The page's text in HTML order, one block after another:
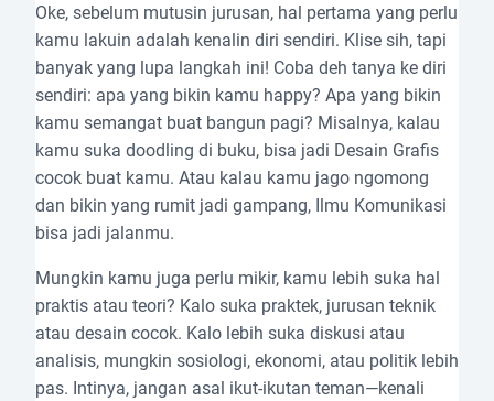
Oke, sebelum mutusin jurusan, hal pertama yang perlu
kamu lakuin adalah kenalin diri sendiri. Klise sih, tapi
banyak yang lupa langkah ini! Coba deh tanya ke diri
sendiri: apa yang bikin kamu happy? Apa yang bikin
kamu semangat buat bangun pagi? Misalnya, kalau
kamu suka doodling di buku, bisa jadi Desain Grafis
cocok buat kamu. Atau kalau kamu jago ngomong
dan bikin yang rumit jadi gampang, Ilmu Komunikasi
bisa jadi jalanmu.
Mungkin kamu juga perlu mikir, kamu lebih suka hal
praktis atau teori? Kalo suka praktek, jurusan teknik
atau desain cocok. Kalo lebih suka diskusi atau
analisis, mungkin sosiologi, ekonomi, atau politik lebih
pas. Intinya, jangan asal ikut-ikutan teman—kenali